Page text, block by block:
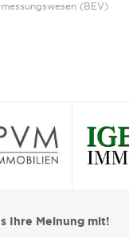
(BEV)
Ihre Meinung mit!